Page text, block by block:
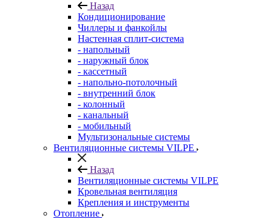
Назад
Кондиционирование
Чиллеры и фанкойлы
Настенная сплит-система
- напольный
- наружный блок
- кассетный
- напольно-потолочный
- внутренний блок
- колонный
- канальный
- мобильный
Мультизональные системы
Вентиляционные системы VILPE
Назад
Вентиляционные системы VILPE
Кровельная вентиляция
Крепления и инструменты
Отопление